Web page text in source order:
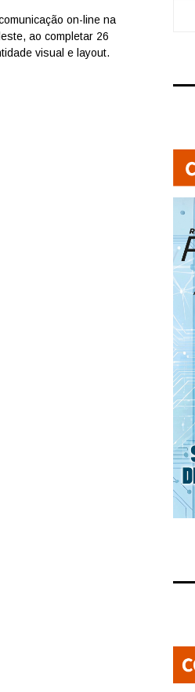
renova
layout
em
on-line na
ao completar 26
visual e layout.